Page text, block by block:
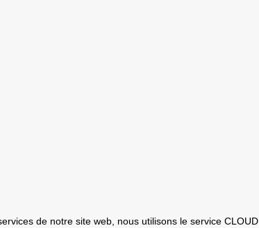
de notre site web, nous utilisons le service CLOUD